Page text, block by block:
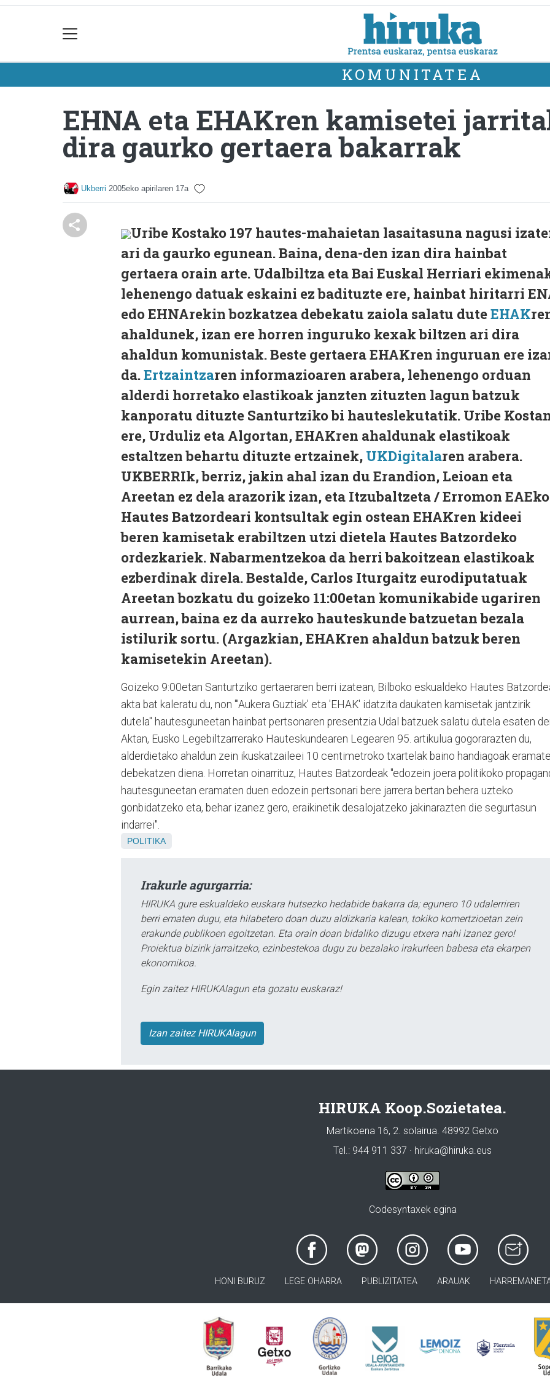
KOMUNITATEA
EHNA eta EHAKren kamisetei
dira gaurko gertaera bakarrak
Ukberri 2005eko apirilaren 17a
Uribe Kostako 197 hautes-mahaietan lasaitasuna nagusi
ari da gaurko egunean. Baina, dena-den izan dira hainbat
gertaera orain arte. Udalbiltza eta Bai Euskal Herriari
lehenengo datuak eskaini ez badituzte ere, hainbat hiritarri
edo EHNArekin bozkatzea debekatu zaiola salatu duteEHAK
ahaldunek, izan ere horren inguruko kexak biltzen ari dira
ahaldun komunistak. Beste gertaera EHAKren inguruan ere
da.Ertzaintzaren informazioaren arabera, lehenengo orduan
alderdi horretako elastikoak janzten zituzten lagun batzuk
kanporatu dituzte Santurtziko bi hauteslekutatik. Uribe
ere, Urduliz eta Algortan, EHAKren ahaldunak elastikoak
estaltzen behartu dituzte ertzainek, UKDigitalaren arabera.
UKBERRIk, berriz, jakin ahal izan du Erandion, Leioan eta
Areetan ez dela arazorik izan, eta Itzubaltzeta / Erromon EAEko
Hautes Batzordeari kontsultak egin ostean EHAKren kideei
beren kamisetak erabiltzen utzi dietela Hautes Batzordeko
ordezkariek. Nabarmentzekoa da herri bakoitzean elastikoak
ezberdinak direla. Bestalde, Carlos Iturgaitz eurodiputatuak
Areetan bozkatu du goizeko 11:00etan komunikabide ugariren
aurrean, baina ez da aurreko hauteskunde batzuetan bezala
istilurik sortu. (Argazkian, EHAKren ahaldun batzuk beren
kamisetekin Areetan).
Goizeko 9:00etan Santurtziko gertaeraren berri izatean, Bilboko eskualdeko Hautes
akta bat kaleratu du, non "'Aukera Guztiak' eta 'EHAK' idatzita daukaten kamisetak jantzirik
dutela" hautesguneetan hainbat pertsonaren presentzia Udal batzuek salatu dutela esaten
Aktan, Eusko Legebiltzarrerako Hauteskundearen Legearen 95. artikulua gogorarazten du,
alderdietako ahaldun zein ikuskatzaileei 10 centimetroko txartelak baino handiagoak
debekatzen diena. Horretan oinarrituz, Hautes Batzordeak "edozein joera politikoko
hautesguneetan eramaten duen edozein pertsonari bere jarrera bertan behera uzteko
gonbidatzeko eta, behar izanez gero, eraikinetik desalojatzeko jakinarazten die segurtasun
indarrei".
POLITIKA
Irakurle agurgarria:
HIRUKA gure eskualdeko euskara hutsezko hedabide bakarra da; egunero 10 udalerriren
berri ematen dugu, eta hilabetero doan duzu aldizkaria kalean, tokiko komertzioetan zein
erakunde publikoen egoitzetan. Eta orain doan bidaliko dizugu etxera nahi izanez gero!
Proiektua bizirik jarraitzeko, ezinbestekoa dugu zu bezalako irakurleen babesa eta ekarpen
ekonomikoa.
Egin zaitez HIRUKAlagun eta gozatu euskaraz!
Izan zaitez HIRUKAlagun
HIRUKA Koop.Sozietatea.
Martikoena 16, 2. solairua. 48992 Getxo
Tel.: 944 911 337 · hiruka@hiruka.eus
Codesyntaxek egina
HONI BURUZ LEGE OHARRA PUBLIZITATEA ARAUAK